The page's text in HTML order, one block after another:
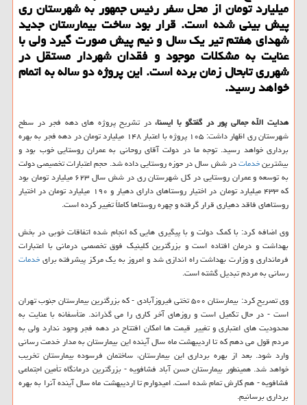
میلیارد تومان از محل سفر رئیس جمهور به شهرستان ری
پیش بینی شده است. قرار بود ساخت بیمارستان جدید
شهدای هفتم تیر یك سال و نیم پیش صورت گیرد ولی با
عنایت به مشكلات موجود و فقدان شهردار مستقل در
شهرری تابحال زمان برده است. این پروژه دو ساله به اتمام
خواهد رسید.
هدایت الله جمالی پور در گفتگو با ایسنا،در تشریح پروژه های دهه فجر در سطح
شهرستان ری اظهار داشت: ۱۰۵ پروژه با اعتبار ۱۴۸ میلیارد تومان در دهه فجر به بهره
برداری خواهد رسید. توجه ما در دولت آقای روحانی به عمران روستایی خوب بود و
بیشترینخدماتدر شش سال در حوزه روستایی داده شد. حجم اعتبارات تخصیصی دولت
به توسعه و عمران روستایی در كل شهرستان ری در شش سال ۶۲۳ میلیارد تومان بود
كه ۴۳۳ میلیارد تومان در اختیار روستاهای دارای دهیار و ۱۹۰ میلیارد تومان در اختیار
روستاهای فاقد دهیاری قرار گرفته و چهره روستاها كاملاً تغییر كرده است.
وی اضافه كرد: با كمك دولت و با پیگیری هایی كه انجام شده اتفاقات خوبی در بخش
بهداشت و درمان افتاده است و بزرگترین كلینیك فوق تخصصی درمانی با اعتبارات
فرمانداری و وزارت بهداشت راه اندازی شد و امروز به یك مركز پیشرفته برایخدمات
رسانی به مردم تبدیل گشته است.
وی تصریح كرد: بیمارستان ۵۰۰ تختی فیروزآبادی - كه بزرگترین بیمارستان جنوب تهران
است - در حال تكمیل است و روزهای آخر كاری را می گذراند. متأسفانه با عنایت به
محدودیت های اعتباری و تغییر قیمت ها امكان افتتاح در دهه فجر وجود ندارد ولی به
مردم قول می دهم كه تا اردیبهشت ماه سال آینده این بیمارستان به مدار خدمت رسانی
وارد شود. بعد از بهره برداری این بیمارستان، ساختمان فرسوده بیمارستان تخریب
خواهد شد. همینطور بیمارستان حسن آباد فشافویه - بزرگترین درمانگاه تأمین اجتماعی
فشافویه - هم كارش تمام شده است. امیدوارم تا اردیبهشت ماه سال آینده آنرا به بهره
برداری برسانیم.